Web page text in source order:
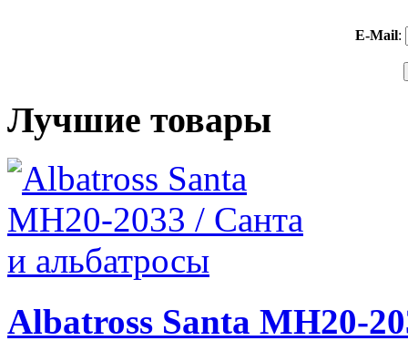
E-Mail:
Лучшие товары
Albatross Santa MH20-